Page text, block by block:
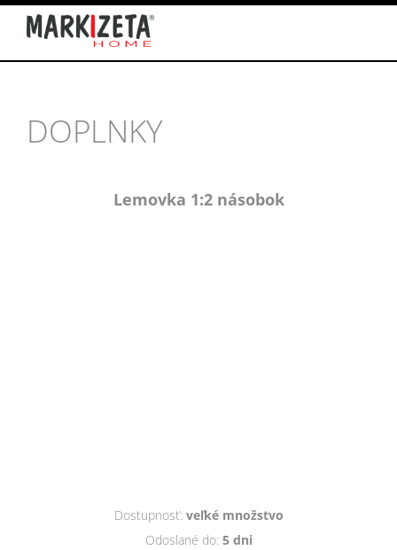
DOPLNKY
Lemovka 1:2 násobok
Dostupnosť: veľké množstvo
Odoslané do: 5 dni